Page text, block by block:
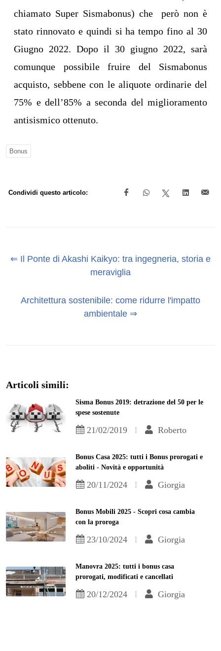
chiamato Super Sismabonus) che però non è
stato rinnovato e quindi si ha tempo fino al 30
Giugno 2022. Dopo il 30 giugno 2022, sarà
comunque possibile fruire del Sismabonus
acquisto, sebbene con le aliquote ordinarie del
75% e dell’85% a seconda del miglioramento
antisismico ottenuto.
Bonus
Condividi questo articolo:
⇐ Il Ponte di Akashi Kaikyo: tra ingegneria, storia e
meraviglia
Architettura sostenibile: come ridurre l'impatto
ambientale ⇒
Articoli simili:
Sisma Bonus 2019: detrazione del 50 per le
spese sostenute
21/02/2019 Roberto
Bonus Casa 2025: tutti i Bonus prorogati e
aboliti - Novità e opportunità
20/11/2024 Giorgia
Bonus Mobili 2025 - Scopri cosa cambia
con la proroga
23/10/2024 Giorgia
Manovra 2025: tutti i bonus casa
prorogati, modificati e cancellati
20/12/2024 Giorgia